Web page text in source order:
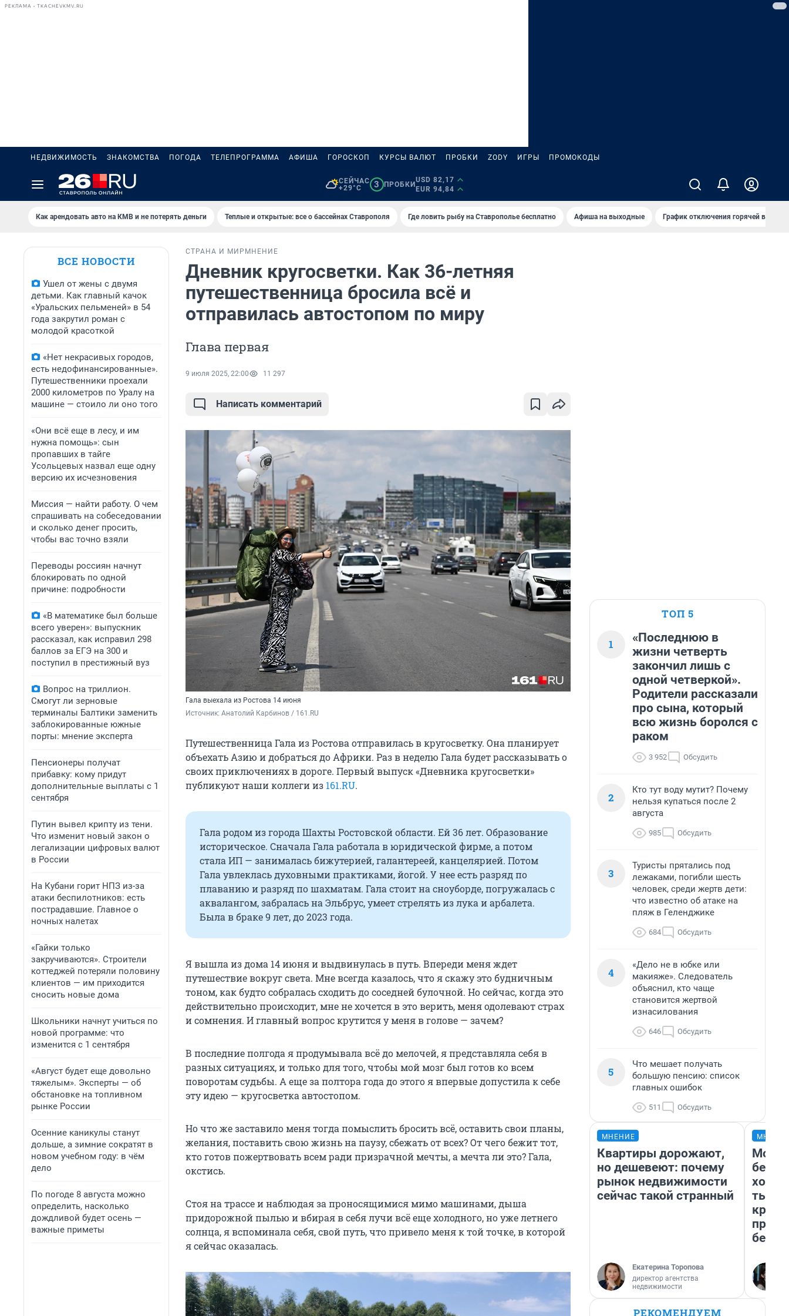
РЕКЛАМА • TKACHEVKMV.RU
НЕДВИЖИМОСТЬ ЗНАКОМСТВА ПОГОДА ТЕЛЕПРОГРАММА АФИША ГОРОСКОП КУРСЫ ВАЛЮТ ПРОБКИ ZODY ИГРЫ ПРОМОКОДЫ
СЕЙЧАС
+29°C
3 ПРОБКИ
USD 82,17
EUR 94,84
Как арендовать авто на КМВ и не потерять деньги Теплые и открытые: все о бассейнах Ставрополя Где ловить рыбу на Ставрополье бесплатно Афиша на выходные График отключения горячей воды в
ВСЕ НОВОСТИ
Ушел от жены с двумя
детьми. Как главный качок
«Уральских пельменей» в 54
года закрутил роман с
молодой красоткой
«Нет некрасивых городов,
есть недофинансированные».
Путешественники проехали
2000 километров по Уралу на
машине — стоило ли оно того
«Они всё еще в лесу, и им
нужна помощь»: сын
пропавших в тайге
Усольцевых назвал еще одну
версию их исчезновения
Миссия — найти работу. О чем
спрашивать на собеседовании
и сколько денег просить,
чтобы вас точно взяли
Переводы россиян начнут
блокировать по одной
причине: подробности
«В математике был больше
всего уверен»: выпускник
рассказал, как исправил 298
баллов за ЕГЭ на 300 и
поступил в престижный вуз
Вопрос на триллион.
Смогут ли зерновые
терминалы Балтики заменить
заблокированные южные
порты: мнение эксперта
Пенсионеры получат
прибавку: кому придут
дополнительные выплаты с 1
сентября
Путин вывел крипту из тени.
Что изменит новый закон о
легализации цифровых валют
в России
На Кубани горит НПЗ из-за
атаки беспилотников: есть
пострадавшие. Главное о
ночных налетах
«Гайки только
закручиваются». Строители
коттеджей потеряли половину
клиентов — им приходится
сносить новые дома
Школьники начнут учиться по
новой программе: что
изменится с 1 сентября
«Август будет еще довольно
тяжелым». Эксперты — об
обстановке на топливном
рынке России
Осенние каникулы станут
дольше, а зимние сократят в
новом учебном году: в чём
дело
По погоде 8 августа можно
определить, насколько
дождливой будет осень —
важные приметы
СТРАНА И МИР МНЕНИЕ
Дневник кругосветки. Как 36-летняя
путешественница бросила всё и
отправилась автостопом по миру
Глава первая
9 июля 2025, 22:00 11 297
Написать комментарий
Гала выехала из Ростова 14 июня
Источник: Анатолий Карбинов / 161.RU
Путешественница Гала из Ростова отправилась в кругосветку. Она планирует
объехать Азию и добраться до Африки. Раз в неделю Гала будет рассказывать о
своих приключениях в дороге. Первый выпуск «Дневника кругосветки»
публикуют наши коллеги из 161.RU.
Гала родом из города Шахты Ростовской области. Ей 36 лет. Образование
историческое. Сначала Гала работала в юридической фирме, а потом
стала ИП — занималась бижутерией, галантереей, канцелярией. Потом
Гала увлеклась духовными практиками, йогой. У нее есть разряд по
плаванию и разряд по шахматам. Гала стоит на сноуборде, погружалась с
аквалангом, забралась на Эльбрус, умеет стрелять из лука и арбалета.
Была в браке 9 лет, до 2023 года.
Я вышла из дома 14 июня и выдвинулась в путь. Впереди меня ждет
путешествие вокруг света. Мне всегда казалось, что я скажу это будничным
тоном, как будто собралась сходить до соседней булочной. Но сейчас, когда это
действительно происходит, мне не хочется в это верить, меня одолевают страх
и сомнения. И главный вопрос крутится у меня в голове — зачем?
В последние полгода я продумывала всё до мелочей, я представляла себя в
разных ситуациях, и только для того, чтобы мой мозг был готов ко всем
поворотам судьбы. А еще за полтора года до этого я впервые допустила к себе
эту идею — кругосветка автостопом.
Но что же заставило меня тогда помыслить бросить всё, оставить свои планы,
желания, поставить свою жизнь на паузу, сбежать от всех? От чего бежит тот,
кто готов пожертвовать всем ради призрачной мечты, а мечта ли это? Гала,
окстись.
Стоя на трассе и наблюдая за проносящимися мимо машинами, дыша
придорожной пылью и вбирая в себя лучи всё еще холодного, но уже летнего
солнца, я вспоминала себя, свой путь, что привело меня к той точке, в которой
я сейчас оказалась.
ТОП 5
1
«Последнюю в
жизни четверть
закончил лишь с
одной четверкой».
Родители рассказали
про сына, который
всю жизнь боролся с
раком
3 952 Обсудить
2
Кто тут воду мутит? Почему
нельзя купаться после 2
августа
985 Обсудить
3
Туристы прятались под
лежаками, погибли шесть
человек, среди жертв дети:
что известно об атаке на
пляж в Геленджике
684 Обсудить
4
«Дело не в юбке или
макияже». Следователь
объяснил, кто чаще
становится жертвой
изнасилования
646 Обсудить
5
Что мешает получать
большую пенсию: список
главных ошибок
511 Обсудить
МНЕНИЕ
Квартиры дорожают,
но дешевеют: почему
рынок недвижимости
сейчас такой странный
Екатерина Торопова
директор агентства
недвижимости
Мой
РЕКОМЕНДУЕМ